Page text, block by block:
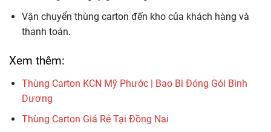
Vận chuyển thùng carton đến kho của khách hàng và
thanh toán.
Xem thêm:
Thùng Carton KCN Mỹ Phước | Bao Bì Đóng Gói Bình
Dương
Thùng Carton Giá Rẻ Tại Đồng Nai